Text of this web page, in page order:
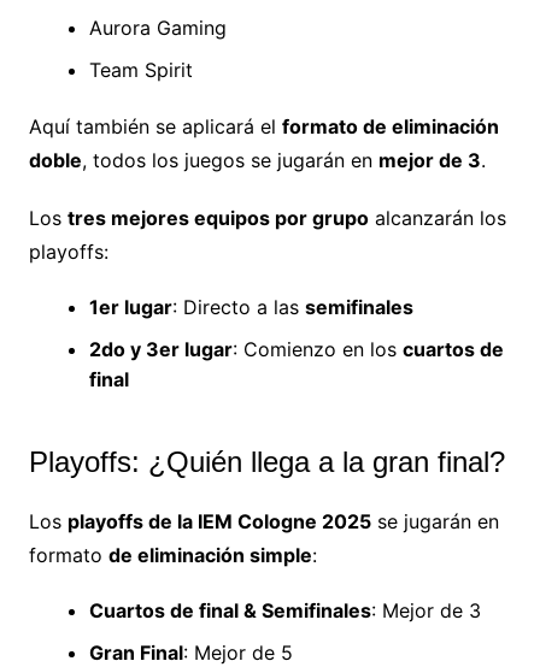
Aurora Gaming
Team Spirit
Aquí también se aplicará el formato de eliminación
doble, todos los juegos se jugarán en mejor de 3.
Los tres mejores equipos por grupoalcanzarán los
playoffs:
1er lugar: Directo a las semifinales
2do y 3er lugar: Comienzo en los cuartos de
final
Playoffs: ¿Quién llega a la gran final?
Los playoffs de la IEM Cologne 2025se jugarán en
formato de eliminación simple:
Cuartos de final & Semifinales: Mejor de 3
Gran Final: Mejor de 5